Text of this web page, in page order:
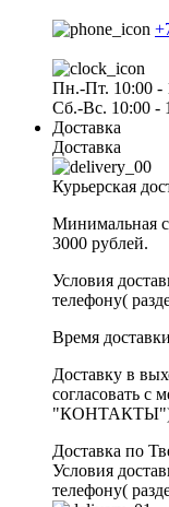
Пн.-Пт. 10:00 -
Сб.-Вс. 10:00 -
Доставка
Доставка
Курьерская
Минимальная
3000 рублей.
Условия
телефону(
Время
Доставку в
согласовать с
Доставка по
Условия
телефону(